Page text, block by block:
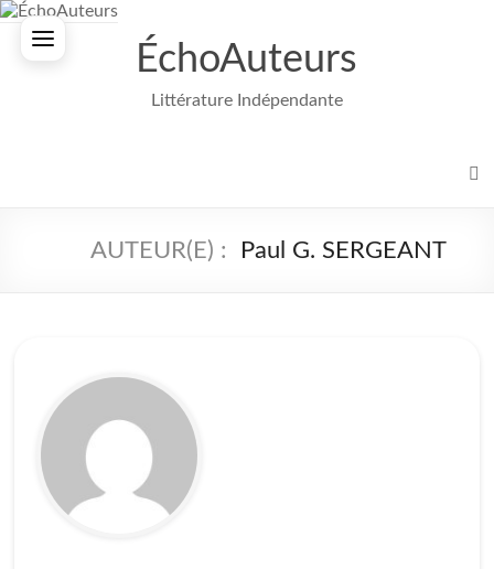
Aller
ÉchoAuteurs
Littérature Indépendante
Paul G. SERGEANT